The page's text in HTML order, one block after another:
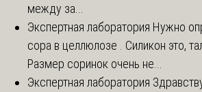
между за...
Экспертная лаборатория Нужно
сора в целлюлозе . Силикон это,
Размер соринок очень не...
Экспертная лаборатория